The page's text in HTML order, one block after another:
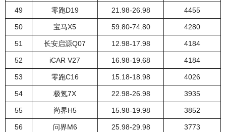
49 零跑D19 21.98-26.98 4455
50 宝马X5 59.80-74.80 4280
51 长安启源Q07 12.98-17.98 4184
52 iCAR V27 16.98-19.68 4184
53 零跑C16 15.18-18.98 4026
54 极氪7X 22.98-26.98 3935
55 尚界H5 15.98-19.98 3852
56 问界M6 25.98-29.98 3773